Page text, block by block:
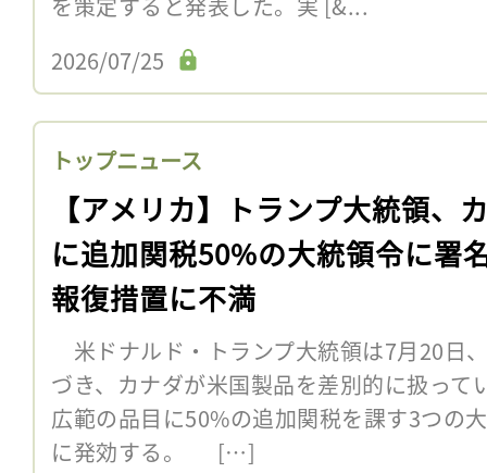
2026/07/25
トップニュース
【アメリカ】トランプ大統領、
に追加関税50%の大統領令に署
報復措置に不満
米ドナルド・トランプ大統領は7月20日
づき、カナダが米国製品を差別的に扱って
広範の品目に50%の追加関税を課す3つの
に発効する。 […]